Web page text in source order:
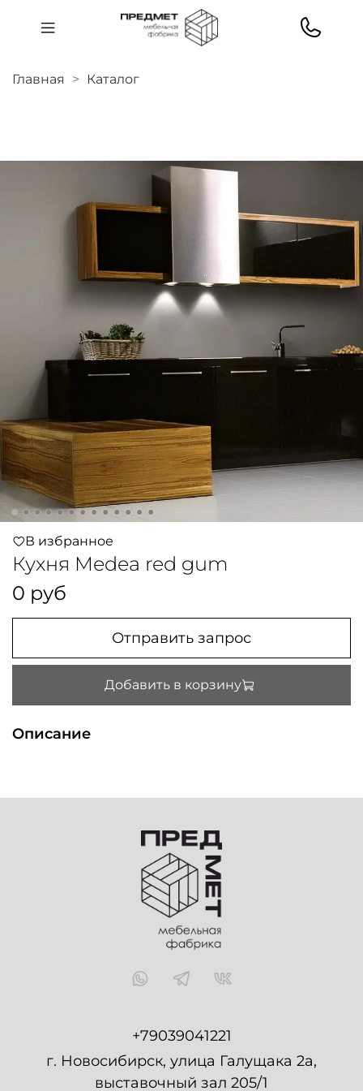
Главная Каталог
В избранное
Кухня Medea red gum
0 руб
Отправить запрос
Добавить в корзину
Описание
+79039041221
г. Новосибирск, улица Галущака 2а,
выставочный зал 205/1